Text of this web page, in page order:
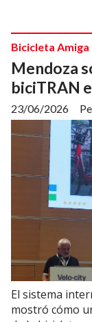
Mendoza
biciTRAN
Bicicleta Amiga
23/06/2026
El sistema
mostró cómo